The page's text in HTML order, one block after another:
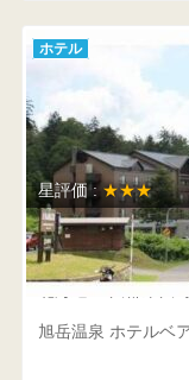
ホテル
星評価 : ★★★
旭岳温泉
北海道 上川郡東川
旭岳温泉 ホテルベ